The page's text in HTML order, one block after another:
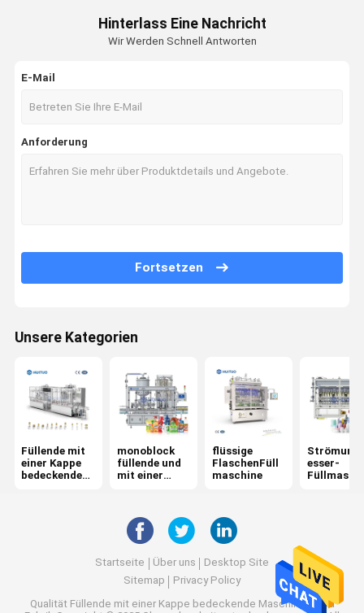
Füllende mit einer Kappe bedeckende Maschine
flüssige FlaschenFüllmaschine
Shampoo-Flaschen-Füllmaschine
Handdesinfizierer-Füllmaschine
KolbenFüllmaschine
Kosmetische Füllmaschine
Mit einer Kappe bedeckende Maschine
Mit einer Kappe bedeckende Drehmaschine
Plastikflaschen-mit einer Kappe bedeckende Maschine
Glasflaschen-mit einer Kappe bedeckende Maschine
Hinterlass Eine Nachricht
Wir Werden Schnell Antworten
E-Mail
Anforderung
Fortsetzen
Unsere Kategorien
Füllende mit
einer Kappe
bedeckende
monoblock
füllende und
mit einer
flüssige
FlaschenFüll
maschine
esser-
Startseite Über uns
Desktop Site
Sitemap
Privacy Policy
Qualität Füllende mit einer Kappe bedeckende MaschineChina